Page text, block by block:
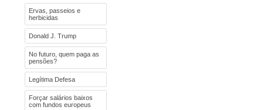
Ervas, passeios e
herbicidas
Donald J. Trump
No futuro, quem paga as
pensões?
Legítima Defesa
Forçar salários baixos
com fundos europeus